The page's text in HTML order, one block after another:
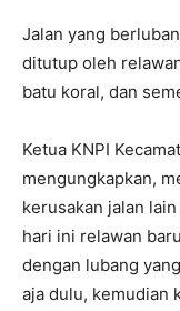
Jalan yang
ditutup oleh
batu koral, dan
Ketua KNPI
mengungkapkan,
kerusakan jalan
hari ini relawan
dengan lubang
aja dulu, kemudian